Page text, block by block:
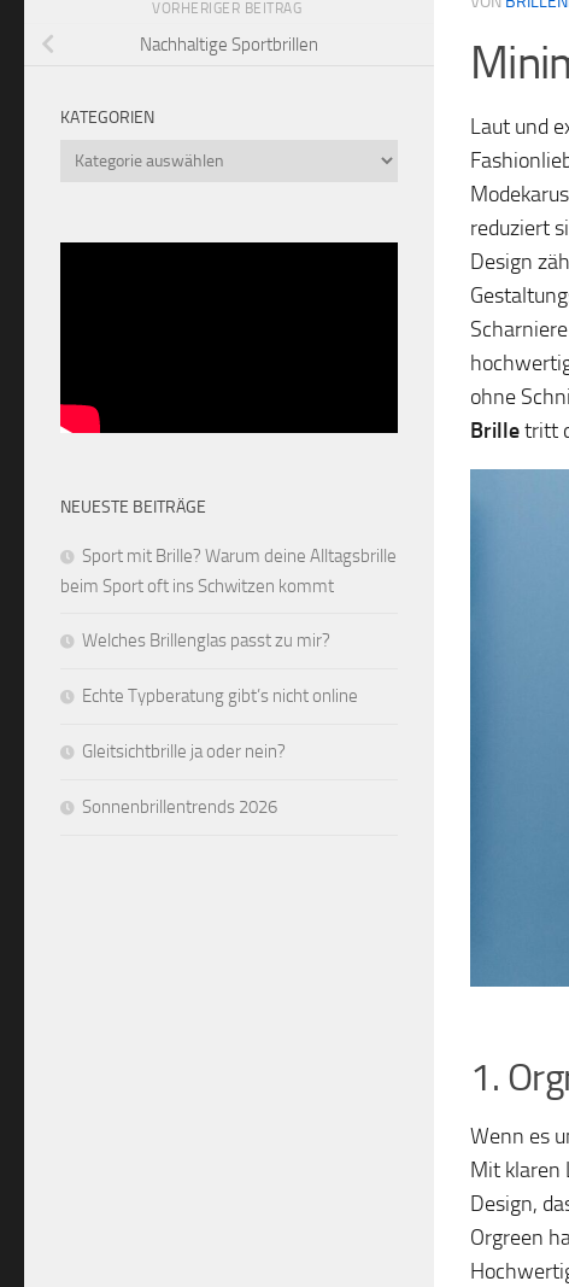
Laut und
reduziert
Design
ohne
Brilletritt
1.
Wenn es
Mit klaren
Design,
Orgreen
VORHERIGER BEITRAG
Nachhaltige Sportbrillen
KATEGORIEN
Kategorien
NEUESTE BEITRÄGE
Sport mit Brille? Warum deine Alltagsbrille
beim Sport oft ins Schwitzen kommt
Welches Brillenglas passt zu mir?
Echte Typberatung gibt’s nicht online
Gleitsichtbrille ja oder nein?
Sonnenbrillentrends 2026